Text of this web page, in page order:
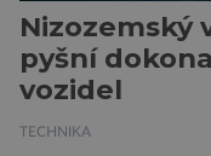
Nizozemský
pyšní
vozidel
TECHNIKA